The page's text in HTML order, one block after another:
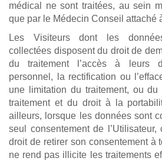
médical ne sont traitées, au sein
que par le Médecin Conseil attaché
Les Visiteurs dont les
collectées disposent du droit de
du traitement l’accès à leurs
personnel, la rectification ou
une limitation du traitement, ou du
traitement et du droit à la
ailleurs, lorsque les données sont
seul consentement de
droit de retirer son consentement à
ne rend pas illicite les traitements